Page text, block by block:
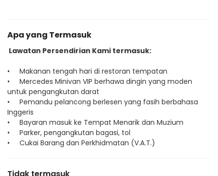
Apa yang Termasuk
Lawatan Persendirian Kami termasuk:
• Makanan tengah hari di restoran tempatan
• Mercedes Minivan VIP berhawa dingin yang moden
untuk pengangkutan darat
• Pemandu pelancong berlesen yang fasih berbahasa
Inggeris
• Bayaran masuk ke Tempat Menarik dan Muzium
• Parker, pengangkutan bagasi, tol
• Cukai Barang dan Perkhidmatan (V.A.T.)